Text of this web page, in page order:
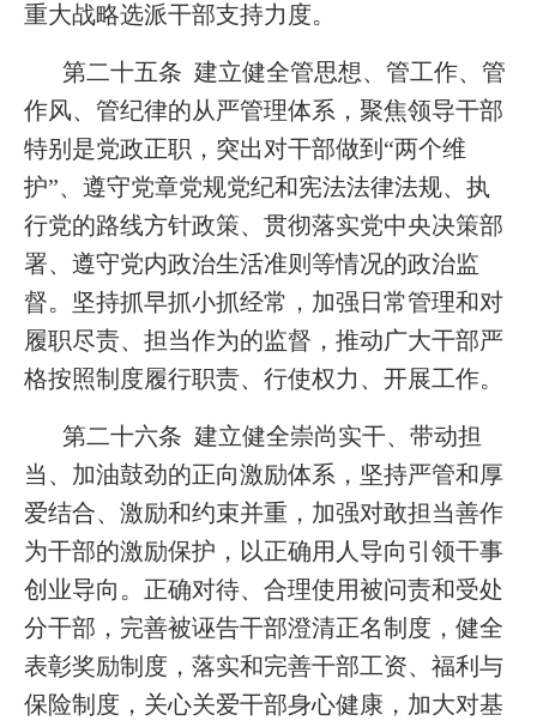
重大战略选派干部支持力度。
第二十五条 建立健全管思想、管工作、管
作风、管纪律的从严管理体系，聚焦领导干部
特别是党政正职，突出对干部做到“两个维
护”、遵守党章党规党纪和宪法法律法规、执
行党的路线方针政策、贯彻落实党中央决策部
署、遵守党内政治生活准则等情况的政治监
督。坚持抓早抓小抓经常，加强日常管理和对
履职尽责、担当作为的监督，推动广大干部严
格按照制度履行职责、行使权力、开展工作。
第二十六条 建立健全崇尚实干、带动担
当、加油鼓劲的正向激励体系，坚持严管和厚
爱结合、激励和约束并重，加强对敢担当善作
为干部的激励保护，以正确用人导向引领干事
创业导向。正确对待、合理使用被问责和受处
分干部，完善被诬告干部澄清正名制度，健全
表彰奖励制度，落实和完善干部工资、福利与
保险制度，关心关爱干部身心健康，加大对基